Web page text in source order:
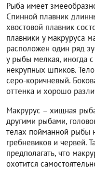
Рыба имеет
Спинной плавник
хвостовой плавник
плавники у макруруса
расположен один ряд
у рыбы мелкая, иногда
некрупных шпиков.
серо-коричневый.
оттенка и хорошо
Макрурус – хищная
другими рыбами,
телах пойманной рыбы
гребневиков и червей.
предполагать, что
охотится